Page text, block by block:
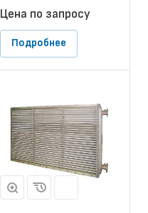
Цена по запросу
Подробнее